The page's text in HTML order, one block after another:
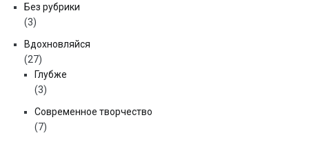
Без рубрики
(3)
Вдохновляйся
(27)
Глубже
(3)
Современное творчество
(7)